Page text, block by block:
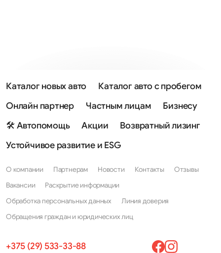
Каталог новых авто
Каталог авто с пробегом
Онлайн партнер
Частным лицам
Бизнесу
🛠 Автопомощь
Акции
Возвратный лизинг
Устойчивое развитие и ESG
О компании Партнерам Новости Контакты
Отзывы
Вакансии
Раскрытие информации
Обработка персональных данных
Линия доверия
Обращения граждан и юридических лиц
+375 (29) 533-33-88